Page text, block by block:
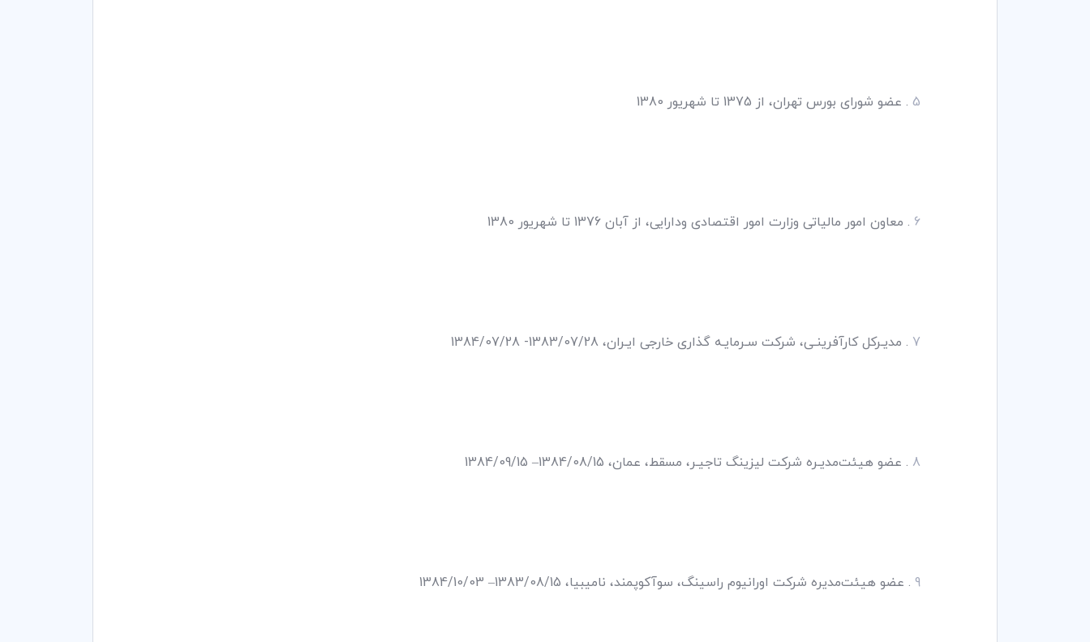
5 . عضو شورای بورس تهران، از 1375 تا شهریور 1380
6 . معاون امور مالیاتی وزارت امور اقتصادی ودارایی، از آبان 1376 تا شهریور 1380
7 . مدیـرکل کارآفرینـی، شرکت سـرمایـه گذاری خارجی ایـران، 1383/07/28- 1384/07/28
8 . عضو هیئت‌مدیـره شرکت لیزینگ تاجیـر، مسقط، عمان، 1384/08/15– 1384/09/15
9 . عضو هیئت‌مدیره شرکت اورانیوم راسینگ، سوآکوپمند، نامیبیا، 1383/08/15– 1384/10/03